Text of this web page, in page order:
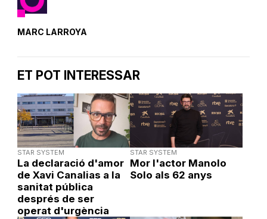
MARC LARROYA
ET POT INTERESSAR
STAR SYSTEM
La declaració d'amor
de Xavi Canalias a la
sanitat pública
després de ser
operat d'urgència
STAR SYSTEM
Mor l'actor Manolo
Solo als 62 anys